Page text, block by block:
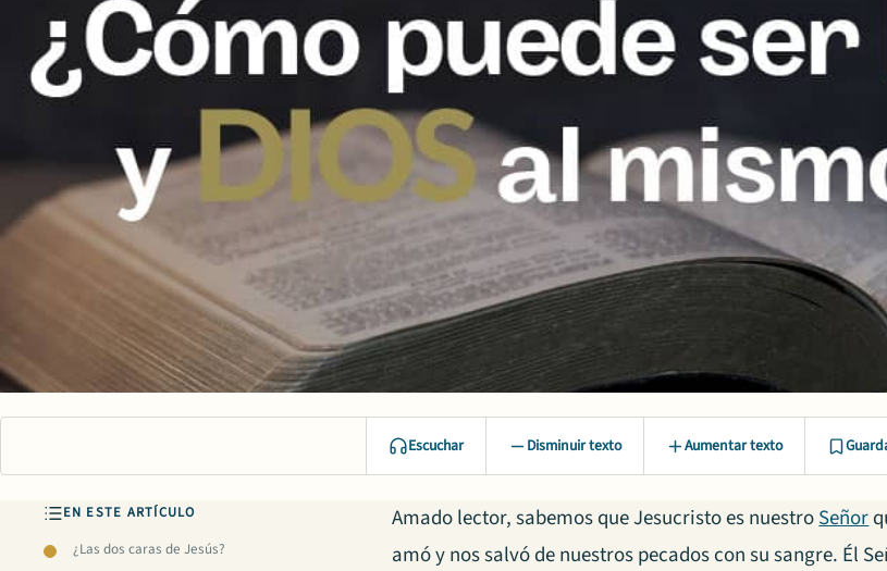
Escuchar Disminuir texto Aumentar texto
EN ESTE ARTÍCULO
¿Las dos caras de Jesús?
Amado lector, sabemos que Jesucristo es nuestroSeñor
amó y nos salvó de nuestros pecados con su sangre. Él